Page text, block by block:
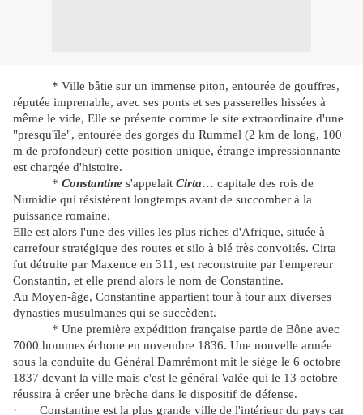
* Ville bâtie sur un immense piton, entourée de gouffres,
réputée imprenable, avec ses ponts et ses passerelles hissées à
même le vide, Elle se présente comme le site extraordinaire d'une
"presqu'île", entourée des gorges du Rummel (2 km de long, 100
m de profondeur) cette position unique, étrange impressionnante
est chargée d'histoire.
* Constantine s'appelait Cirta… capitale des rois de
Numidie qui résistèrent longtemps avant de succomber à la
puissance romaine.
Elle est alors l'une des villes les plus riches d'Afrique, située à
carrefour stratégique des routes et silo à blé très convoités. Cirta
fut détruite par Maxence en 311, est reconstruite par l'empereur
Constantin, et elle prend alors le nom de Constantine.
Au Moyen-âge, Constantine appartient tour à tour aux diverses
dynasties musulmanes qui se succèdent.
* Une première expédition française partie de Bône avec
7000 hommes échoue en novembre 1836. Une nouvelle armée
sous la conduite du Général Damrémont mit le siège le 6 octobre
1837 devant la ville mais c'est le général Valée qui le 13 octobre
réussira à créer une brèche dans le dispositif de défense.
· Constantine est la plus grande ville de l'intérieur du pays car